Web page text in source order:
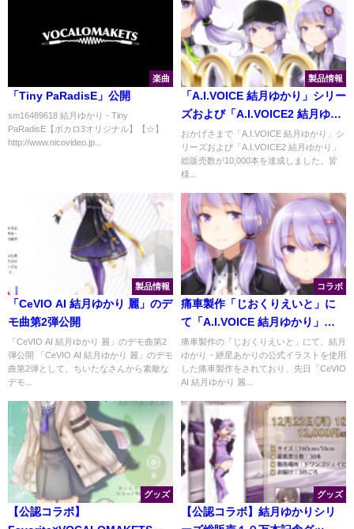
楽曲
「Tiny PaRadisE」公開
sm16489618 結月ゆかり - Tiny
PaRadisE【ボカロ3オリジナル】【☆】
http://www.nicovideo.jp...
製品情報
「A.I.VOICE 結月ゆかり」シリー
ズおよび「A.I.VOICE2 結月ゆか
り」総販売数10,000本達成
おかげさまで「A.I.VOICE 結月ゆかり」シ
リーズおよび「A.I.VOICE2 結月ゆかり」
総販売数が10,000本を達成しました。皆
様...
製品情報
「CeVIO AI 結月ゆかり 麗」のデ
モ曲第2弾公開
「CeVIO AI 結月ゆかり 麗」のデモ曲第2
弾公開 「CeVIO AI 結月ゆかり 麗」のデモ
曲第2弾として、ちいたなさんから素敵な
デモ...
コラボ
痛車製作「じおくりえいと」に
て「A.I.VOICE 結月ゆかり」
「A.I.VOICE 結月ゆかり 雫」の
公式イラスト追加
痛車製作の「じおくりえいと」にて、結月
ゆかり・紲星あかりの公式イラストを使用
した痛車製作をされており、先日「CeVIO
AI 結月ゆかり 麗...
グッズ
【公認コラボ】
グッズ
【公認コラボ】結月ゆかりシリ